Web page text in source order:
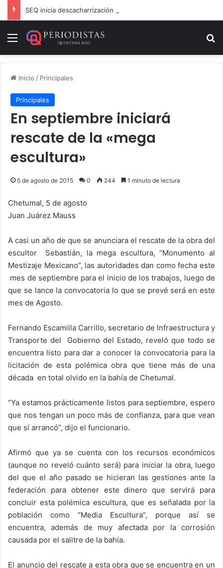
Menú
Inicio / Principales
Principales
En septiembre iniciará
rescate de la «mega
escultura»
5 de agosto de 2015 0 244 1 minuto de lectura
Chetumal, 5 de agosto
Juan Juárez Mauss
A casi un año de que se anunciara el rescate de la obra del
escultor Sebastián, la mega escultura, “Monumento al
Mestizaje Mexicano”, las autoridades dan como fecha este
mes de septiembre para el inicio de los trabajos, luego de
que se lance la convocatoria lo que se prevé será en este
mes de Agosto.
Fernando Escamilla Carrillo, secretario de Infraestructura y
Transporte del Gobierno del Estado, reveló que todo se
encuentra listo para dar a conocer la convocatoria para la
licitación de esta polémica obra que tiene más de una
década en total olvido en la bahía de Chetumal.
“Ya estamos prácticamente listos para septiembre, espero
que nos tengan un poco más de confianza, para que vean
que sí arrancó”, dijo el funcionario.
Afirmó que ya se cuenta con los recursos económicos
(aunque no reveló cuánto será) para iniciar la obra, luego
del que el año pasado se hicieran las gestiones ante la
federación para obtener este dinero que servirá para
concluir esta polémica escultura, que es señalada por la
población como “Media Escultura”, porque así se
encuentra, además de muy afectada por la corrosión
causada por el salitre de la bahía.
El anuncio del rescate a esta obra que se encuentra en un